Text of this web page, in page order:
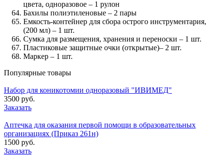
цвета, одноразовое – 1 рулон
Бахилы полиэтиленовые – 2 пары
Емкость-контейнер для сбора острого инструментария,
(200 мл) – 1 шт.
Сумка для размещения, хранения и переноски – 1 шт.
Пластиковые защитные очки (открытые)– 2 шт.
Маркер – 1 шт.
Популярные товары
Набор для коникотомии одноразовый "ИВИМЕД"
3500 руб.
Заказать
Аптечка для оказания первой помощи в образовательных
организациях (Приказ 261н)
1500 руб.
Заказать